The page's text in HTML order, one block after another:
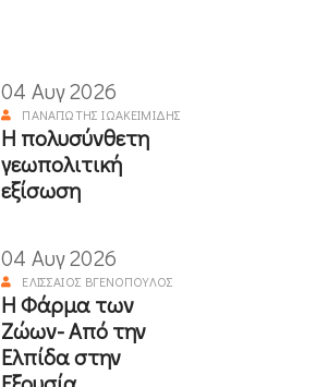
04 Αυγ 2026
ΠΑΝΑΓΙΏΤΗΣ ΙΩΑΚΕΙΜΊΔΗΣ
Η πολυσύνθετη
γεωπολιτική
εξίσωση
04 Αυγ 2026
ΕΛΙΣΣΑΊΟΣ ΒΓΕΝΌΠΟΥΛΟΣ
Η Φάρμα των
Ζώων- Από την
Ελπίδα στην